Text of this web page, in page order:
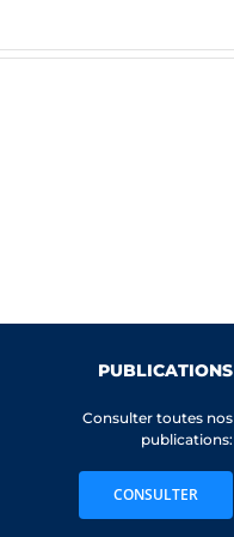
PUBLICATIONS
Consulter toutes nos
publications:
CONSULTER